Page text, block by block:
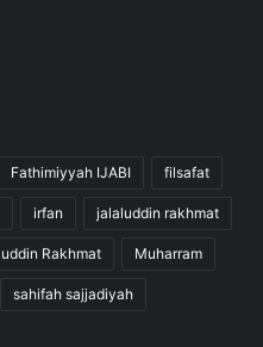
Fathimiyyah IJABI filsafat
irfan jalaluddin rakhmat
Rakhmat Muharram
sahifah sajjadiyah